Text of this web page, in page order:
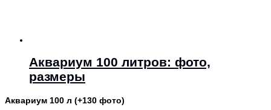
Аквариум 100 литров: фото,
размеры
Аквариум 100 л (+130 фото)